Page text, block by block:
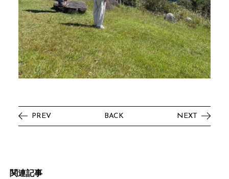
PREV BACK NEXT
関連記事